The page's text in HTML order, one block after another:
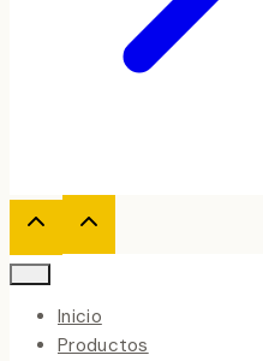
Inicio
Productos